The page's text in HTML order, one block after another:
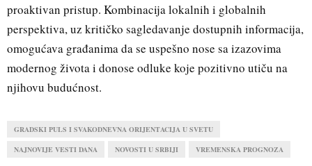
proaktivan pristup. Kombinacija lokalnih i globalnih
perspektiva, uz kritičko sagledavanje dostupnih informacija,
omogućava građanima da se uspešno nose sa izazovima
modernog života i donose odluke koje pozitivno utiču na
njihovu budućnost.
GRADSKI PULS I SVAKODNEVNA ORIJENTACIJA U SVETU
NAJNOVIJE VESTI DANA NOVOSTI U SRBIJI VREMENSKA PROGNOZA